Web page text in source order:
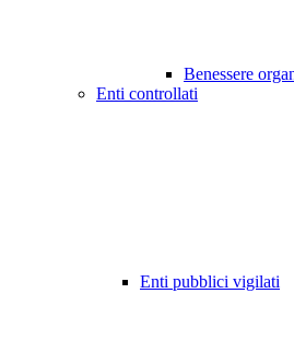
Benessere
Enti controllati
Enti pubblici vigilati